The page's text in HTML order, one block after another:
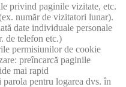
privind paginile vizitate, etc.
număr de vizitatori lunar).
date individuale personale
de telefon etc.)
permisiunilor de cookie
preîncarcă paginile
mai rapid
pentru logarea dvs. în